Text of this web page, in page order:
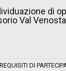
di
Val
REQUISITI DI